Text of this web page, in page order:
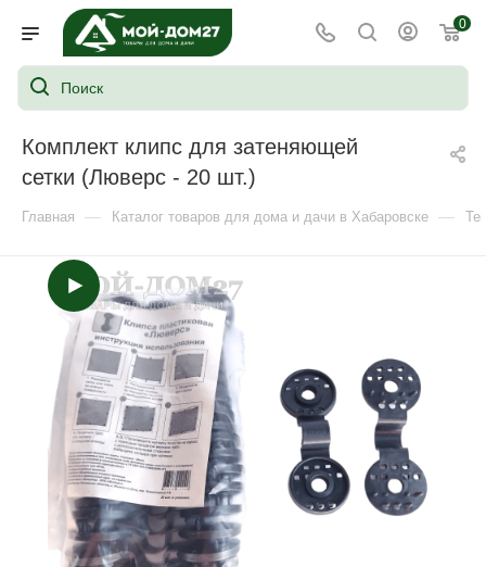
0
Комплект клипс для затеняющей
сетки (Люверс - 20 шт.)
Главная — Каталог товаров для дома и дачи в Хабаровске —